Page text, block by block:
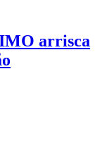
arrisca